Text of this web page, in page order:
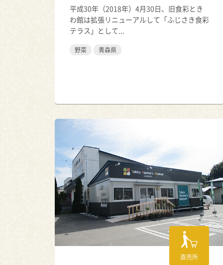
平成30年（2018年）4月30日、旧食彩とき
わ館は拡張リニューアルして「ふじさき食彩
テラス」として...
野菜 青森県
直売所